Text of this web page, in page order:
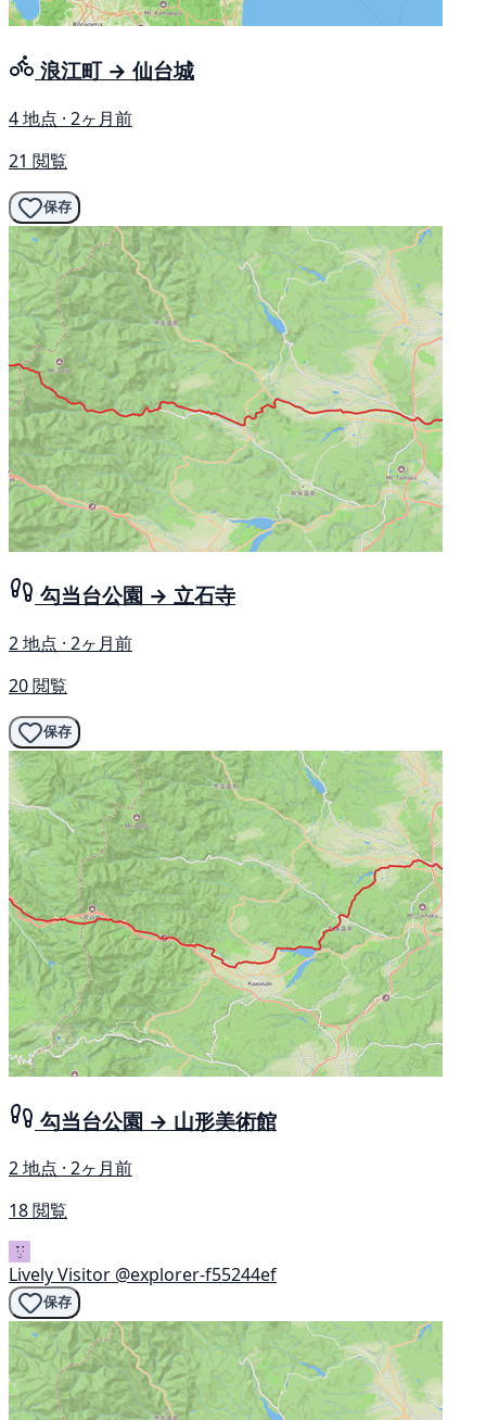
浪江町 → 仙台城
4 地点 · 2ヶ月前
21 閲覧
保存
勾当台公園 → 立石寺
2 地点 · 2ヶ月前
20 閲覧
保存
勾当台公園 → 山形美術館
2 地点 · 2ヶ月前
18 閲覧
Lively Visitor @explorer-f55244ef
保存